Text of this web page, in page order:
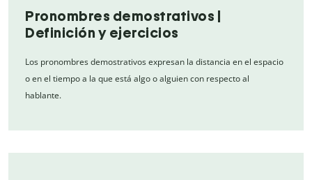
Pronombres demostrativos |
Definición y ejercicios
Los pronombres demostrativos expresan la distancia en el espacio
o en el tiempo a la que está algo o alguien con respecto al
hablante.